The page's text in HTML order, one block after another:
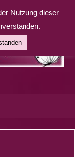
Nutzung dieser